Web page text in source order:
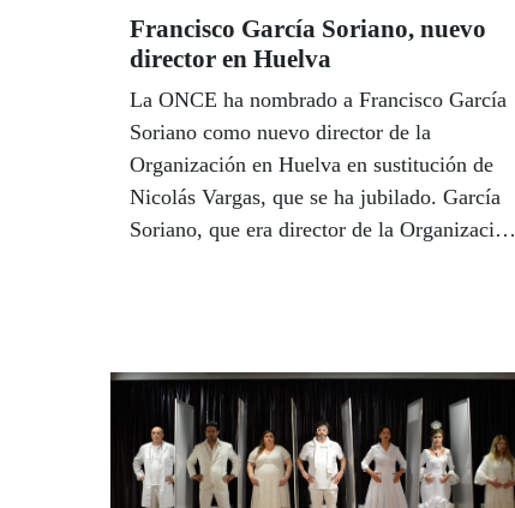
Francisco García Soriano, nuevo
director en Huelva
La ONCE ha nombrado a Francisco García
Soriano como nuevo director de la
Organización en Huelva en sustitución de
Nicolás Vargas, que se ha jubilado. García
Soriano, que era director de la Organización
impulsar “el gran trabajo que realiza todo el
capital humano de la ONCE en la provincia
de Huelva”. El delegado territorial de la
ONCE en Andalucía, Ceuta y Melilla,